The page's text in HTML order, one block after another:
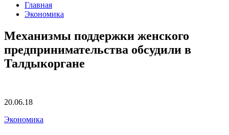
Главная
Экономика
Механизмы поддержки женского
предпринимательства обсудили в
Талдыкоргане
20.06.18
Экономика